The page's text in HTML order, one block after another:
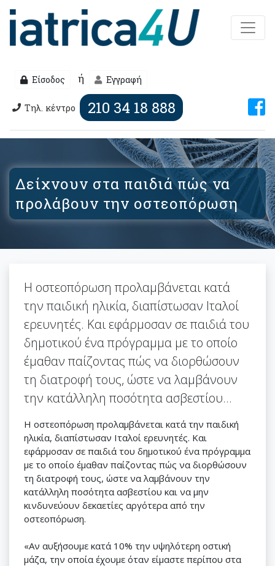
Είσοδος ή Εγγραφή
Τηλ. κέντρο 210 34 18 888
Δείχνουν στα παιδιά πώς να
προλάβουν την οστεοπόρωση
Η οστεοπόρωση προλαμβάνεται κατά
την παιδική ηλικία, διαπίστωσαν Ιταλοί
ερευνητές. Και εφάρμοσαν σε παιδιά του
δημοτικού ένα πρόγραμμα με το οποίο
έμαθαν παίζοντας πώς να διορθώσουν
τη διατροφή τους, ώστε να λαμβάνουν
την κατάλληλη ποσότητα ασβεστίου...
Η οστεοπόρωση προλαμβάνεται κατά την παιδική
ηλικία, διαπίστωσαν Ιταλοί ερευνητές. Και
εφάρμοσαν σε παιδιά του δημοτικού ένα πρόγραμμα
με το οποίο έμαθαν παίζοντας πώς να διορθώσουν
τη διατροφή τους, ώστε να λαμβάνουν την
κατάλληλη ποσότητα ασβεστίου και να μην
κινδυνεύουν δεκαετίες αργότερα από την
οστεοπόρωση.
«Αν αυξήσουμε κατά 10% την υψηλότερη οστική
μάζα, την οποία έχουμε όταν είμαστε περίπου στα